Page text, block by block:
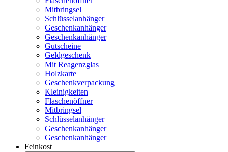
Mitbringsel
Schlüsselanhänger
Geschenkanhänger
Geschenkanhänger
Gutscheine
Geldgeschenk
Mit Reagenzglas
Holzkarte
Geschenkverpackung
Kleinigkeiten
Flaschenöffner
Mitbringsel
Schlüsselanhänger
Geschenkanhänger
Geschenkanhänger
Feinkost